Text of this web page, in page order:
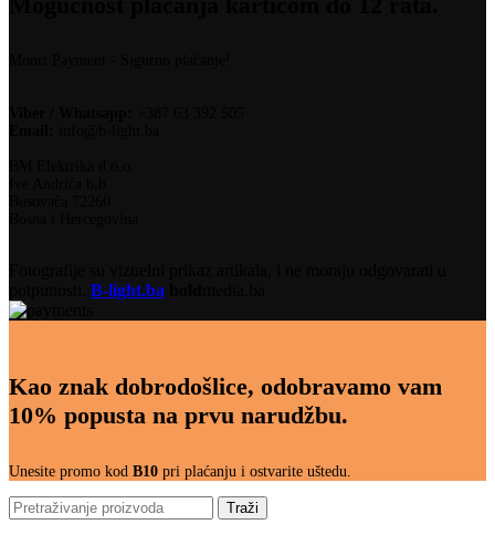
B-light.ba
Kao znak dobrodošlice, odobravamo vam
10% popusta na prvu narudžbu.
Unesite promo kod B10 pri plaćanju i ostvarite uštedu.
Traži